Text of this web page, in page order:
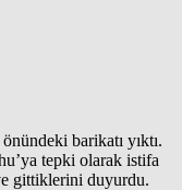
barikatı yıktı.
tepki olarak istifa
gittiklerini duyurdu.